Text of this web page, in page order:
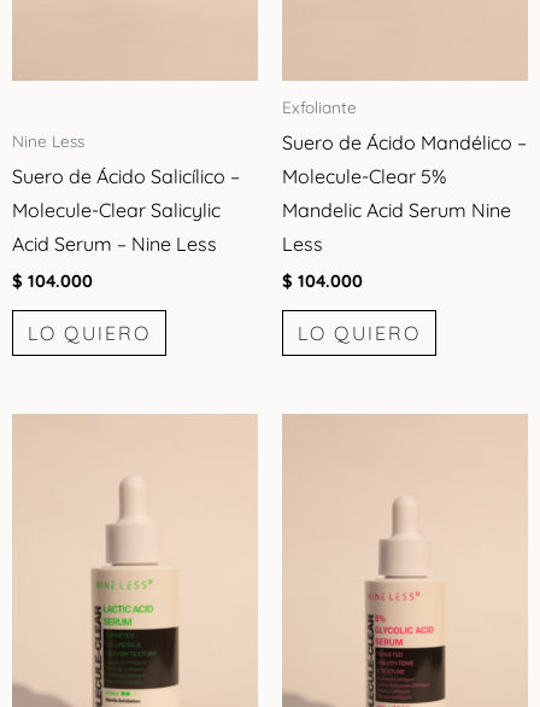
Nine Less
Suero de Ácido Salicílico –
Molecule-Clear Salicylic
Acid Serum – Nine Less
$ 104.000
LO QUIERO
Exfoliante
Suero de Ácido Mandélico –
Molecule-Clear 5%
Mandelic Acid Serum Nine
Less
$ 104.000
LO QUIERO